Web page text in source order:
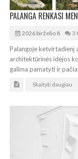
2026 birželio 8 3
Palangoje ketvirtadienį
architektūrinės idėjos
galima pamatyti ir
Skaityti daugiau